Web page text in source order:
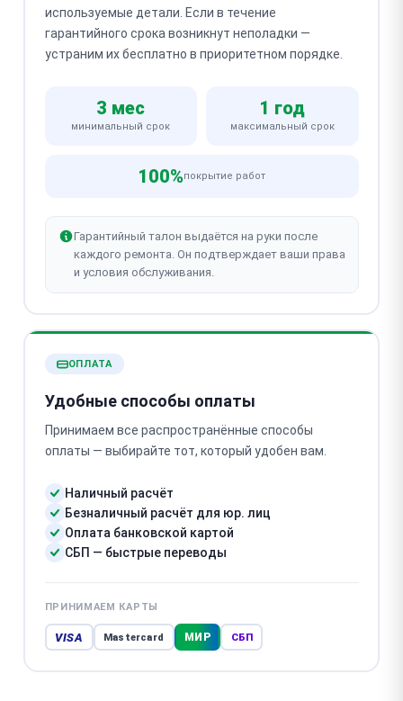
используемые детали. Если в течение
гарантийного срока возникнут неполадки —
устраним их бесплатно в приоритетном порядке.
3 мес
минимальный срок
1 год
максимальный срок
100%покрытие работ
Гарантийный талон выдаётся на руки после
каждого ремонта. Он подтверждает ваши права
и условия обслуживания.
ОПЛАТА
Удобные способы оплаты
Принимаем все распространённые способы
оплаты — выбирайте тот, который удобен вам.
Наличный расчёт
Безналичный расчёт для юр. лиц
Оплата банковской картой
СБП — быстрые переводы
ПРИНИМАЕМ КАРТЫ
VISA Mastercard МИР СБП